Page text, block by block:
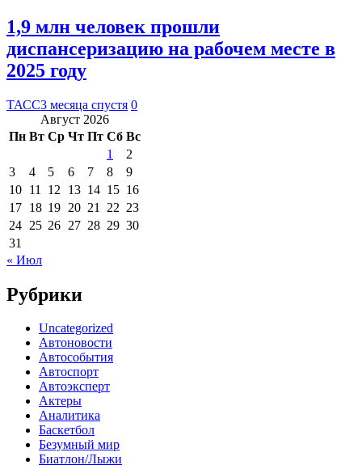
1,9 млн человек прошли
диспансеризацию на рабочем месте в
2025 году
ТАСС3 месяца спустя 0
Август 2026
Пн Вт Ср Чт Пт Сб Вс
1
2
3
4 5 6 7 8
9
10 11 12 13 14 15 16
17 18 19 20 21 22 23
24 25 26 27 28 29 30
31
« Июл
Рубрики
Uncategorized
Автоновости
Автособытия
Автоспорт
Автоэксперт
Актеры
Аналитика
Баскетбол
Безумный мир
Биатлон/Лыжи